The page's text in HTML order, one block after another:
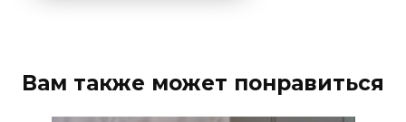
Вам также может понравиться